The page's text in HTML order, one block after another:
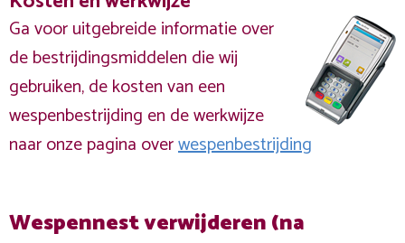
Ga voor uitgebreide informatie over
de bestrijdingsmiddelen die wij
gebruiken, de kosten van een
wespenbestrijding en de werkwijze
naar onze pagina overwespenbestrijding
Wespennest verwijderen (na